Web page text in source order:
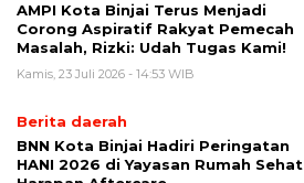
AMPI Kota Binjai Terus Menjadi
Corong Aspiratif Rakyat Pemecah
Masalah, Rizki: Udah Tugas Kami!
Kamis, 23 Juli 2026 - 14:53 WIB
Berita daerah
BNN Kota Binjai Hadiri Peringatan
HANI 2026 di Yayasan Rumah Sehat